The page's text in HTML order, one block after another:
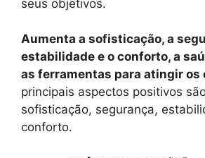
seus objetivos.
Aumenta a sofisticação, a
estabilidade e o conforto, a
as ferramentas para atingir os
principais aspectos positivos
sofisticação, segurança,
conforto.